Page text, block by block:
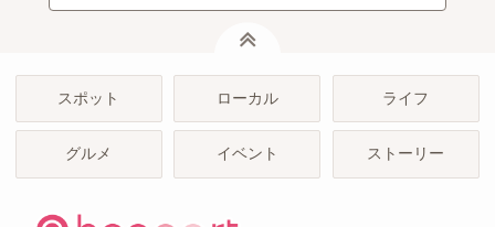
スポット ローカル ライフ
グルメ イベント ストーリー